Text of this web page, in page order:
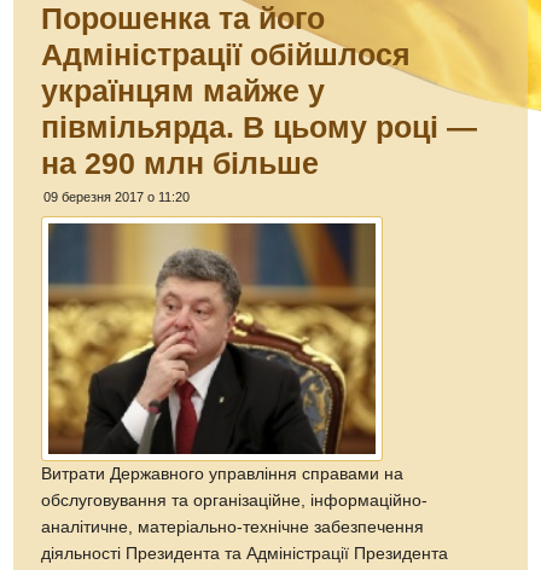
Порошенка та його
Адміністрації обійшлося
українцям майже у
півмільярда. В цьому році —
на 290 млн більше
09 березня 2017 о 11:20
Витрати Державного управління справами на
обслуговування та організаційне, інформаційно-
аналітичне, матеріально-технічне забезпечення
діяльності Президента та Адміністрації Президента